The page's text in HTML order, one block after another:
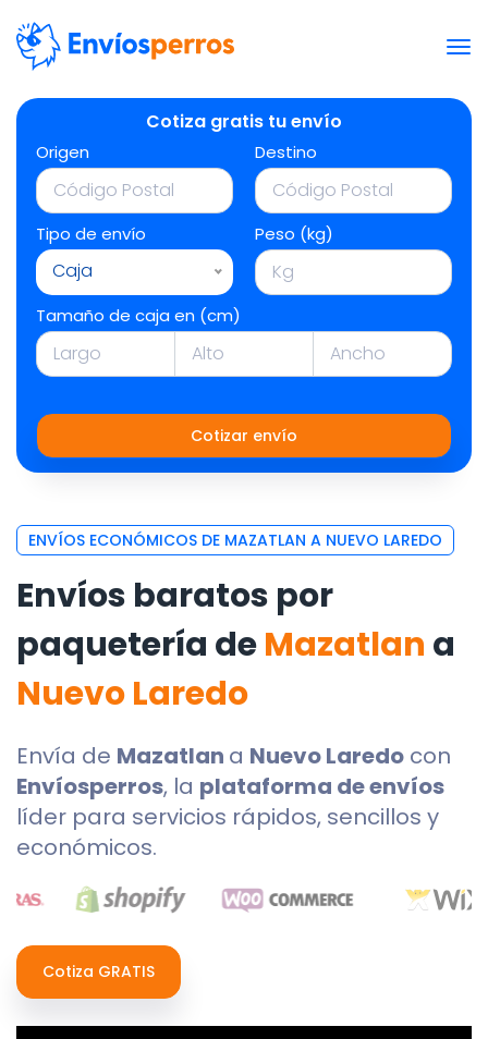
Cotiza gratis tu envío
Origen Destino
Tipo de envío
Caja
Peso (kg)
Tamaño de caja en (cm)
Cotizar envío
ENVÍOS ECONÓMICOS DE MAZATLAN A NUEVO LAREDO
Envíos baratos por
paquetería deMazatlan a
Nuevo Laredo
Envía de Mazatlan a Nuevo Laredo con
Envíosperros, la plataforma de envíos
líder para servicios rápidos, sencillos y
económicos.
Cotiza GRATIS